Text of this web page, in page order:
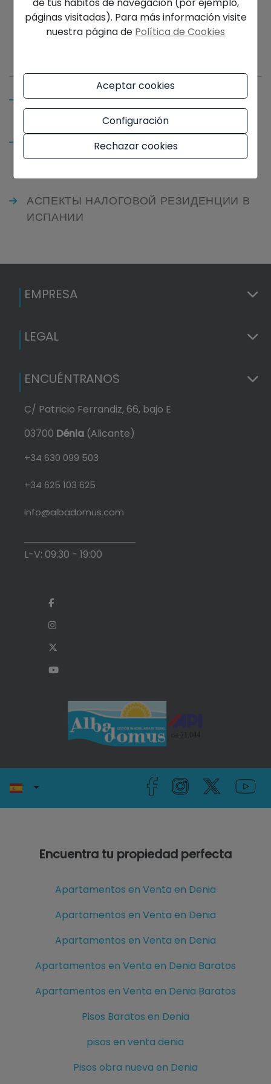
LA SENTENCIA DEL SUPREMO SOBRE EL
IMPUESTO DE SUCESIONES Y DONACIONES
INFORME SOBRE LA DISTRIBUCIÓN DE
GASTOS EN LA CONSTITUCIÓN DE
HIPOTECAS
АСПЕКТЫ НАЛОГОВОЙ РЕЗИДЕНЦИИ В
ИСПАНИИ
EMPRESA
LEGAL
ENCUÉNTRANOS
C/ Patricio Ferrandiz, 66, bajo E
03700 Dénia (Alicante)
+34 630 099 503
+34 625 103 625
info@albadomus.com
L-V: 09:30 - 19:00
Encuentra tu propiedad perfecta
Apartamentos en Venta en Denia
Apartamentos en Venta en Denia
Apartamentos en Venta en Denia
Apartamentos en Venta en Denia Baratos
Apartamentos en Venta en Denia Baratos
Pisos Baratos en Denia
pisos en venta denia
Pisos obra nueva en Denia
páginas visitadas). Para más información visite
nuestra página de Política de Cookies
Aceptar cookies
Configuración
Rechazar cookies